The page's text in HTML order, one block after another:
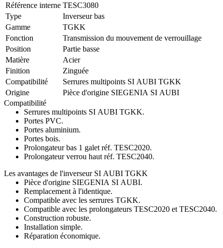
Référence interne TESC3080
Type
Inverseur bas
Gamme
TGKK
Fonction
Transmission du mouvement de verrouillage
Position
Partie basse
Matière
Acier
Finition
Zinguée
Compatibilité
Serrures multipoints SI AUBI TGKK
Origine
Pièce d'origine SIEGENIA SI AUBI
Compatibilité
Serrures multipoints SI AUBI TGKK.
Portes PVC.
Portes aluminium.
Portes bois.
Prolongateur bas 1 galet réf. TESC2020.
Prolongateur verrou haut réf. TESC2040.
Les avantages de l'inverseur SI AUBI TGKK
Pièce d'origine SIEGENIA SI AUBI.
Remplacement à l'identique.
Compatible avec les serrures TGKK.
Compatible avec les prolongateurs TESC2020 et TESC2040.
Construction robuste.
Installation simple.
Réparation économique.